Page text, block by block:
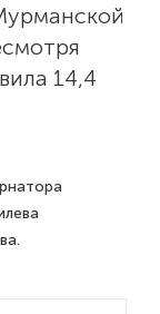
14,4